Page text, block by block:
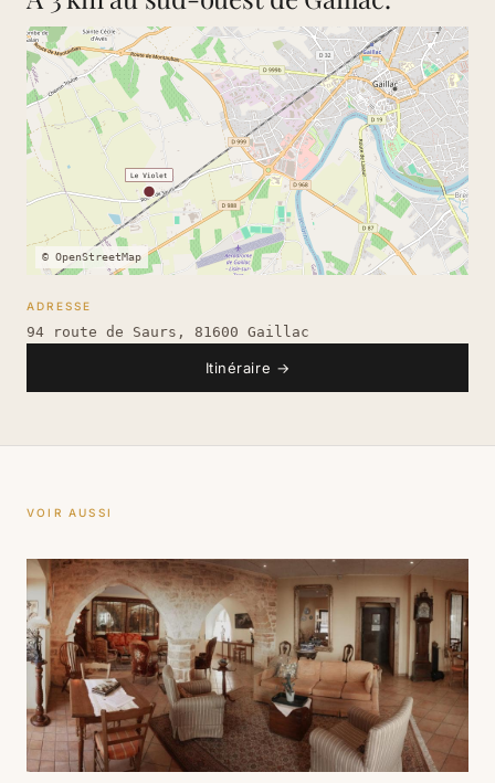
© OpenStreetMap
ADRESSE
94 route de Saurs, 81600 Gaillac
Itinéraire →
VOIR AUSSI